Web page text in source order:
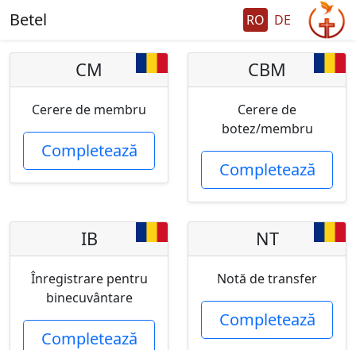
Betel RO DE
CM
Cerere de membru
Completează
CBM
Cerere de
botez/membru
Completează
IB
Înregistrare pentru
binecuvântare
Completează
NT
Notă de transfer
Completează